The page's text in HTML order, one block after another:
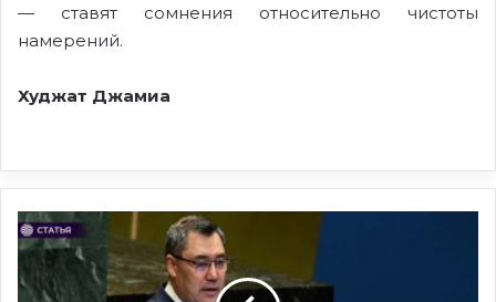
— ставят сомнения относительно чистоты
намерений.
Худжат Джамиа
Кыргызстан
в
ООН
подтвердил,